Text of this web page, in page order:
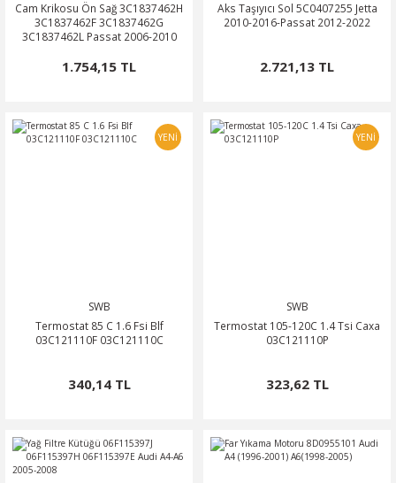
Cam Krikosu Ön Sağ 3C1837462H
3C1837462F 3C1837462G
3C1837462L Passat 2006-2010
1.754,15 TL
Aks Taşıyıcı Sol 5C0407255 Jetta
2010-2016-Passat 2012-2022
2.721,13 TL
YENİ
SWB
Termostat 85 C 1.6 Fsi Blf
03C121110F 03C121110C
340,14 TL
YENİ
SWB
Termostat 105-120C 1.4 Tsi Caxa
03C121110P
323,62 TL